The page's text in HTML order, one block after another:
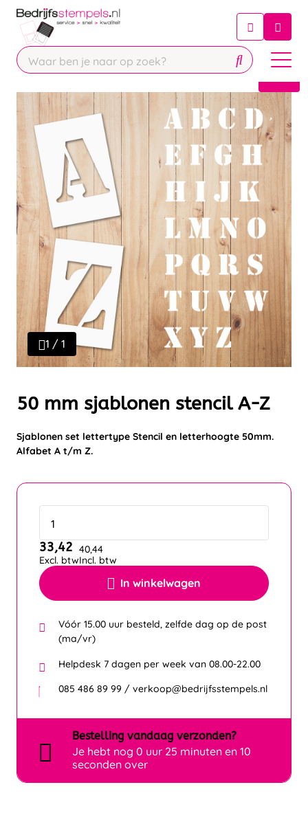
Chatbot
Chat 24/7 met onze chatbot voor
Contact
1 / 1
50 mm sjablonen stencil A-Z
Sjablonen set lettertype Stencil en letterhoogte 50mm.
Alfabet A t/m Z.
In winkelwagen
33,42
Excl. btw
40,44
Incl. btw
Vóór 15.00 uur besteld, zelfde dag op de post
(ma/vr)
Helpdesk 7 dagen per week van 08.00-22.00
085 486 89 99 / verkoop@bedrijfsstempels.nl
Bestelling vandaag verzonden?
Je hebt nog 0 uur 25 minuten en 10
seconden over